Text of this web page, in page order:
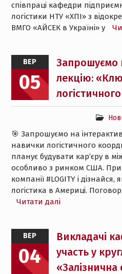
співпраці кафедри
логістики НТУ «ХПІ» з
ВМГО «АЙСЕК в Україні» у
ВЕР
05
Запрошуємо
лекцію:
🎯 Запрошуємо на
навички логістичного
планує будувати кар’єру в
особливо з ринком США.
компанії #LOGITY і
логістика в Америці.
Читати далі
ВЕР
04
Викладачі
участь у
«Залізнична